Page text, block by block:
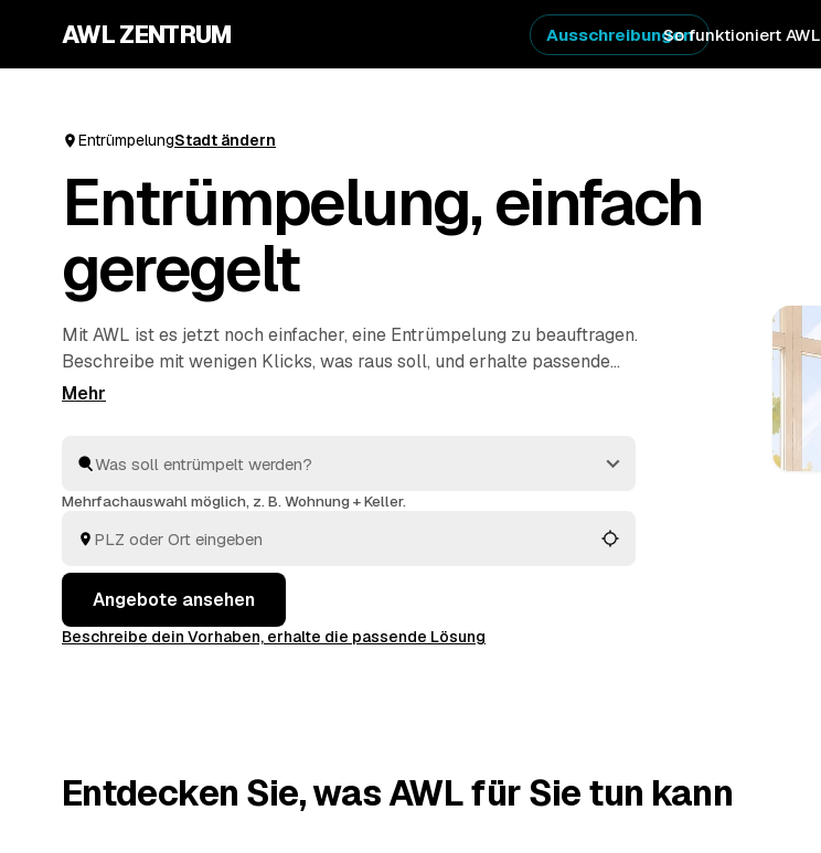
AWL ZENTRUM So funktioniert AWL
Ausschreibungen
EntrümpelungStadt ändern
Entrümpelung, einfach
geregelt
Mit AWL ist es jetzt noch einfacher, eine Entrümpelung zu beauftragen.
Beschreibe mit wenigen Klicks, was raus soll, und erhalte passende
Festpreis-Angebote von geprüften Anbietern aus deiner Region. Ob
deine nächste Entrümpelung zu organisieren.
Mehrfachauswahl möglich, z. B. Wohnung + Keller.
Angebote ansehen
Beschreibe dein Vorhaben, erhalte die passende Lösung
Entdecken Sie, was AWL für Sie tun kann